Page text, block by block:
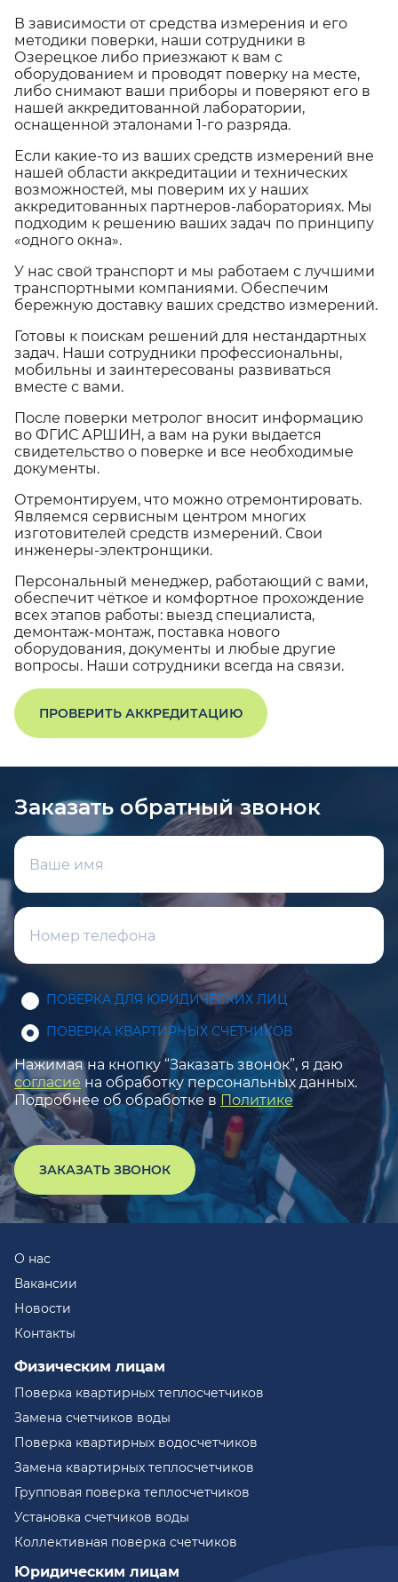
В зависимости от средства измерения и его
методики поверки, наши сотрудники в
Озерецкое либо приезжают к вам с
оборудованием и проводят поверку на месте,
либо снимают ваши приборы и поверяют его в
нашей аккредитованной лаборатории,
оснащенной эталонами 1-го разряда.
Если какие-то из ваших средств измерений вне
нашей области аккредитации и технических
возможностей, мы поверим их у наших
аккредитованных партнеров-лабораториях. Мы
подходим к решению ваших задач по принципу
«одного окна».
У нас свой транспорт и мы работаем с лучшими
транспортными компаниями. Обеспечим
бережную доставку ваших средство измерений.
Готовы к поискам решений для нестандартных
задач. Наши сотрудники профессиональны,
мобильны и заинтересованы развиваться
вместе с вами.
После поверки метролог вносит информацию
во ФГИС АРШИН, а вам на руки выдается
свидетельство о поверке и все необходимые
документы.
Отремонтируем, что можно отремонтировать.
Являемся сервисным центром многих
изготовителей средств измерений. Свои
инженеры-электронщики.
Персональный менеджер, работающий с вами,
обеспечит чёткое и комфортное прохождение
всех этапов работы: выезд специалиста,
демонтаж-монтаж, поставка нового
оборудования, документы и любые другие
вопросы. Наши сотрудники всегда на связи.
ПРОВЕРИТЬ АККРЕДИТАЦИЮ
Заказать обратный звонок
ПОВЕРКА ДЛЯ ЮРИДИЧЕСКИХ ЛИЦ
ПОВЕРКА КВАРТИРНЫХ СЧЕТЧИКОВ
Нажимая на кнопку “Заказать звонок”, я даю
согласие на обработку персональных данных.
Подробнее об обработке в Политике
ЗАКАЗАТЬ ЗВОНОК
О нас
Вакансии
Новости
Контакты
Физическим лицам
Поверка квартирных теплосчетчиков
Замена счетчиков воды
Поверка квартирных водосчетчиков
Замена квартирных теплосчетчиков
Групповая поверка теплосчетчиков
Установка счетчиков воды
Коллективная поверка счетчиков
Юридическим лицам